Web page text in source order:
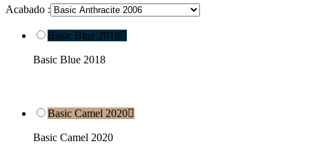
Acabado :
Basic Blue 2018
Basic Blue 2018
Basic Camel 2020
Basic Camel 2020